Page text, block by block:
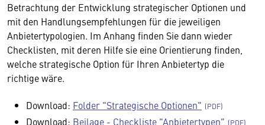
Betrachtung der Entwicklung strategischer Optionen und
mit den Handlungsempfehlungen für die jeweiligen
Anbietertypologien. Im Anhang finden Sie dann wieder
Checklisten, mit deren Hilfe sie eine Orientierung finden,
welche strategische Option für Ihren Anbietertyp die
richtige wäre.
Download: Folder "Strategische Optionen"
Download: Beilage - Checkliste "Anbietertypen"